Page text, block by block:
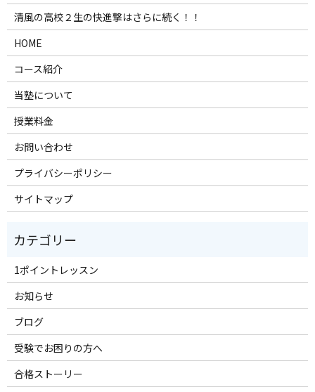
清風の高校２生の快進撃はさらに続く！！
HOME
コース紹介
当塾について
授業料金
お問い合わせ
プライバシーポリシー
サイトマップ
1ポイントレッスン
お知らせ
ブログ
受験でお困りの方へ
合格ストーリー